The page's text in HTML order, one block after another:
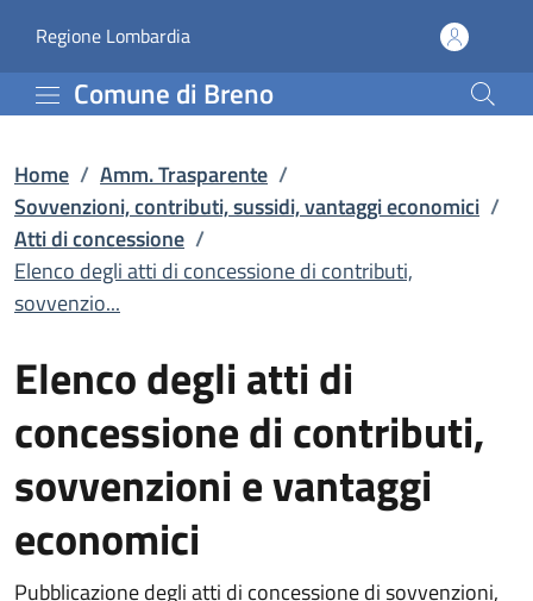
Elenco degli atti di
Regione Lombardia(apre in un'altra scheda).
Comune di Breno
Home / Amm. Trasparente /
Sovvenzioni, contributi, sussidi, vantaggi economici /
Atti di concessione /
Elenco degli atti di concessione di contributi,
sovvenzio...
Elenco degli atti di
concessione di contributi,
sovvenzioni e vantaggi
economici
Pubblicazione degli atti di concessione di sovvenzioni,